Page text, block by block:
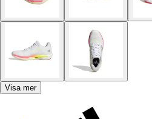
Visa mer